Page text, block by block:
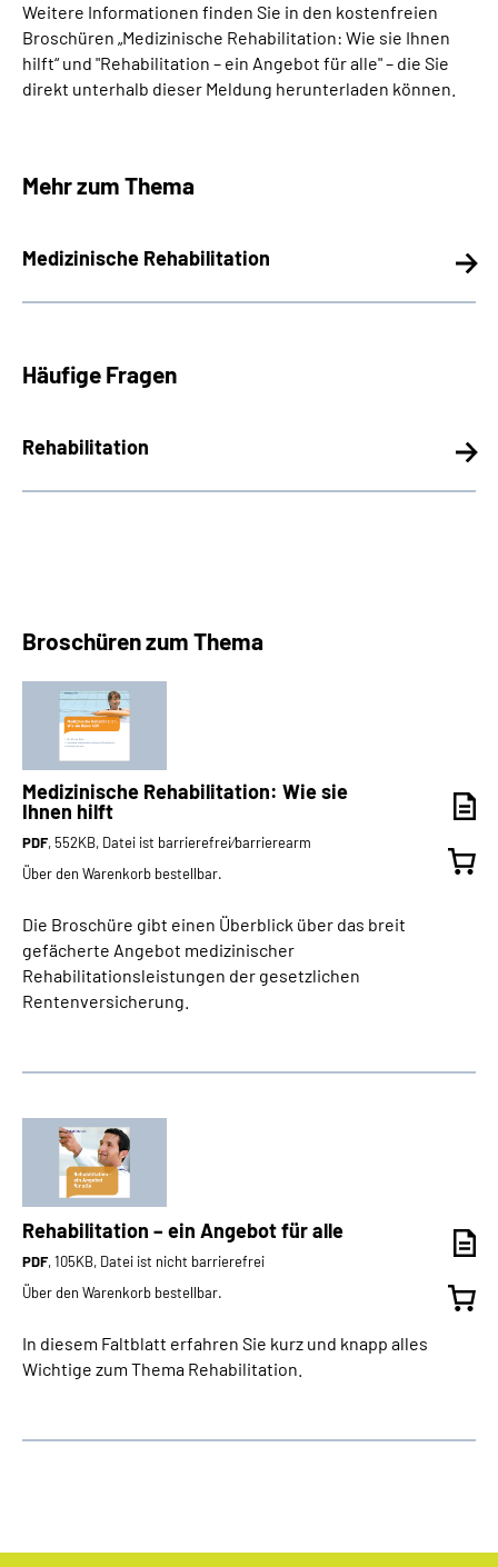
Weitere Informationen finden Sie in den kostenfreien
Broschüren „Medizinische Rehabilitation: Wie sie Ihnen
hilft“ und "Rehabilitation – ein Angebot für alle" – die Sie
direkt unterhalb dieser Meldung herunterladen können.
Mehr zum Thema
Medizinische Rehabilitation
Häufige Fragen
Rehabilitation
Broschüren zum Thema
Medizinische Rehabilitation: Wie sie
Ihnen hilft
PDF, 552KB, Datei ist barrierefrei⁄barrierearm
Über den Warenkorb bestellbar.
Die Broschüre gibt einen Überblick über das breit
gefächerte Angebot medizinischer
Rehabilitationsleistungen der gesetzlichen
Rentenversicherung.
Rehabilitation – ein Angebot für alle
PDF, 105KB, Datei ist nicht barrierefrei
Über den Warenkorb bestellbar.
In diesem Faltblatt erfahren Sie kurz und knapp alles
Wichtige zum Thema Rehabilitation.